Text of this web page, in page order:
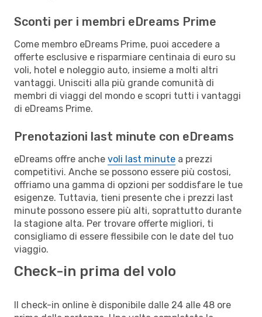
Sconti per i membri eDreams Prime
Come membro eDreams Prime, puoi accedere a
offerte esclusive e risparmiare centinaia di euro su
voli, hotel e noleggio auto, insieme a molti altri
vantaggi. Unisciti alla più grande comunità di
membri di viaggi del mondo e scopri tutti i vantaggi
di eDreams Prime.
Prenotazioni last minute con eDreams
eDreams offre anche voli last minute a prezzi
competitivi. Anche se possono essere più costosi,
offriamo una gamma di opzioni per soddisfare le tue
esigenze. Tuttavia, tieni presente che i prezzi last
minute possono essere più alti, soprattutto durante
la stagione alta. Per trovare offerte migliori, ti
consigliamo di essere flessibile con le date del tuo
viaggio.
Check-in prima del volo
Il check-in online è disponibile dalle 24 alle 48 ore